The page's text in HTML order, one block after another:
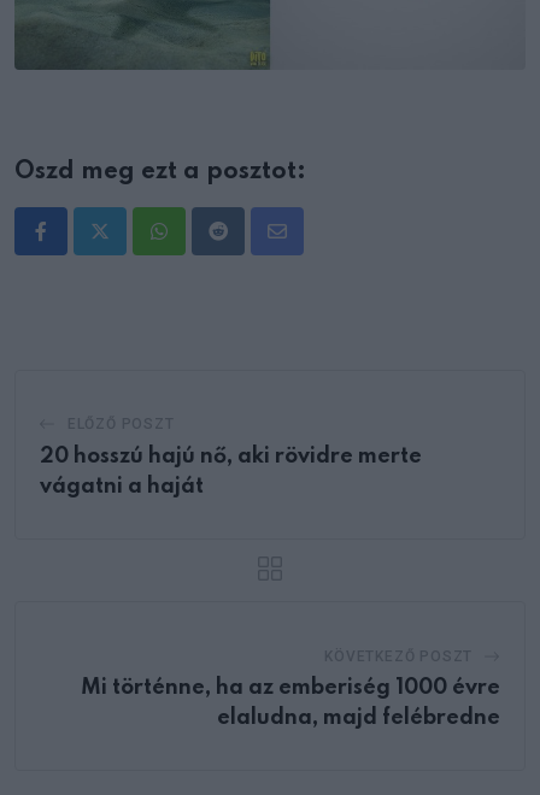
Oszd meg ezt a posztot:
WhatsappRedditShare
20 hosszú hajú nő, aki rövidre merte
vágatni a haját
Mi történne, ha az emberiség 1000 évre
elaludna, majd felébredne